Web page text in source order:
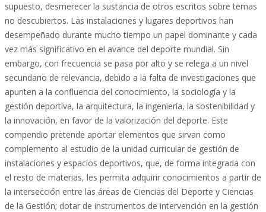
supuesto, desmerecer la sustancia de otros escritos sobre temas
no descubiertos. Las instalaciones y lugares deportivos han
desempeñado durante mucho tiempo un papel dominante y cada
vez más significativo en el avance del deporte mundial. Sin
embargo, con frecuencia se pasa por alto y se relega a un nivel
secundario de relevancia, debido a la falta de investigaciones que
apunten a la confluencia del conocimiento, la sociología y la
gestión deportiva, la arquitectura, la ingeniería, la sostenibilidad y
la innovación, en favor de la valorización del deporte. Este
compendio pretende aportar elementos que sirvan como
complemento al estudio de la unidad curricular de gestión de
instalaciones y espacios deportivos, que, de forma integrada con
el resto de materias, les permita adquirir conocimientos a partir de
la intersección entre las áreas de Ciencias del Deporte y Ciencias
de la Gestión; dotar de instrumentos de intervención en la gestión